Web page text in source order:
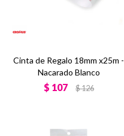
Cinta de Regalo 18mm x25m -
Nacarado Blanco
$ 107 $126